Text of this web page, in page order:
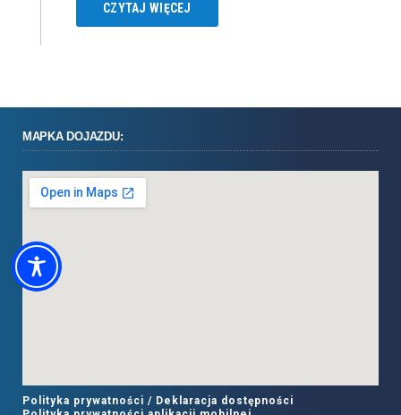
CZYTAJ WIĘCEJ
MAPKA DOJAZDU:
Polityka prywatności / Deklaracja dostępności